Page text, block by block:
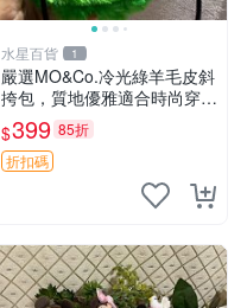
水星百貨 1
嚴選MO&Co.冷光綠羊毛皮斜
挎包，質地優雅適合時尚穿搭
冷光綠 皮包 斜挎包
$399 85折
折扣碼